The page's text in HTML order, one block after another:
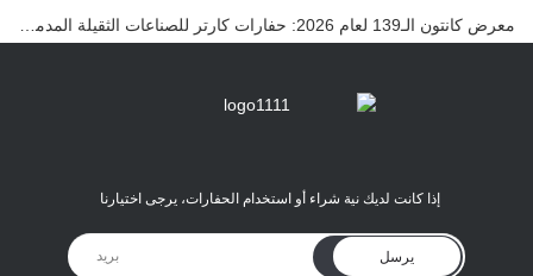
إذا كانت لديك نية شراء أو استخدام الحفارات، يرجى اختيارنا
يرسل